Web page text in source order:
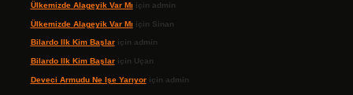
Ülkemizde Alageyik Var Mı için admin
Ülkemizde Alageyik Var Mı için Sinan
Bilardo Ilk Kim Başlariçin admin
Bilardo Ilk Kim Başlariçin Uçan
Deveci Armudu Ne Işe Yarıyoriçin admin